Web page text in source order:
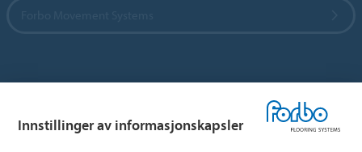
Hjemmeside per land
Velg land
Innstillinger av informasjonskapsler